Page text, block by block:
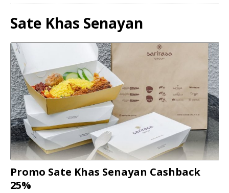
Sate Khas Senayan
Promo Sate Khas Senayan Cashback
25%